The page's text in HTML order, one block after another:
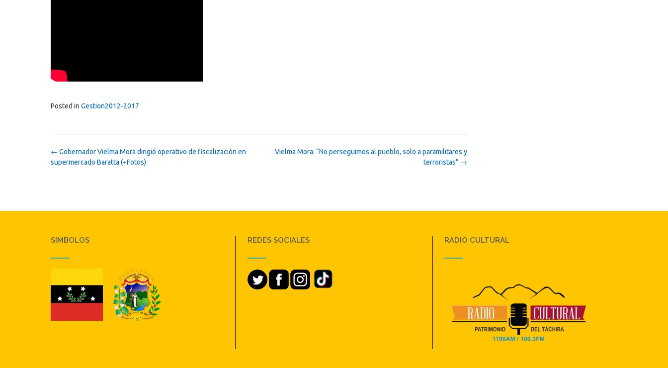
Posted in Gestion2012-2017
Post
navigation
Vielma Mora: “No perseguimos al pueblo, solo a paramilitares y
terroristas” →
← Gobernador Vielma Mora dirigió operativo de fiscalización en
supermercado Baratta (+Fotos)
SIMBOLOS REDES SOCIALES RADIO CULTURAL